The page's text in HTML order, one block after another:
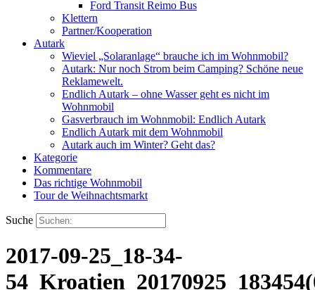
Ford Transit Reimo Bus
Klettern
Partner/Kooperation
Autark
Wieviel „Solaranlage“ brauche ich im Wohnmobil?
Autark: Nur noch Strom beim Camping? Schöne neue
Reklamewelt.
Endlich Autark – ohne Wasser geht es nicht im
Wohnmobil
Gasverbrauch im Wohnmobil: Endlich Autark
Endlich Autark mit dem Wohnmobil
Autark auch im Winter? Geht das?
Kategorie
Kommentare
Das richtige Wohnmobil
Tour de Weihnachtsmarkt
Suche
2017-09-25_18-34-